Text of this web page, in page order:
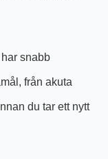
snabb
från akuta
du tar ett nytt